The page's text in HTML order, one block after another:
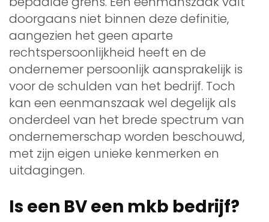
doorgaans niet binnen deze definitie,
aangezien het geen aparte
rechtspersoonlijkheid heeft en de
ondernemer persoonlijk aansprakelijk is
voor de schulden van het bedrijf. Toch
kan een eenmanszaak wel degelijk als
onderdeel van het brede spectrum van
ondernemerschap worden beschouwd,
met zijn eigen unieke kenmerken en
uitdagingen.
Is een BV een mkb bedrijf?